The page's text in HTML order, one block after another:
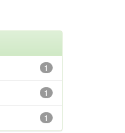
1
1
1